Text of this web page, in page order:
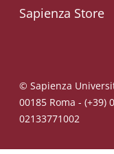
Sapienza Store
© Sapienza
00185 Roma - (+39)
02133771002